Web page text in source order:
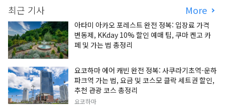
최근 기사 More
아타미 아카오 포레스트 완전 정복: 입장료 가격
변동제, KKday 10% 할인 예매 팁, 쿠마 켄고 카
페 및 가는 법 총정리
요코하마 에어 캐빈 완전 정복: 사쿠라기초역-운하
파크역 가는 법, 요금 및 코스모 클락 세트권 할인,
추천 관광 코스 총정리
요코하마